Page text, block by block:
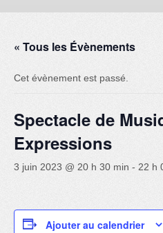
Nos cours
Danse
Choeur Variantes
Photos
« Tous les Évènements
Cet évènement est passé.
Spectacle de
Expressions
3 juin 2023 @ 20 h 30 min - 22 h
Ajouter au calendrier